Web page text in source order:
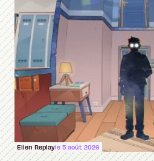
Ellen Replayle 5 août 2026